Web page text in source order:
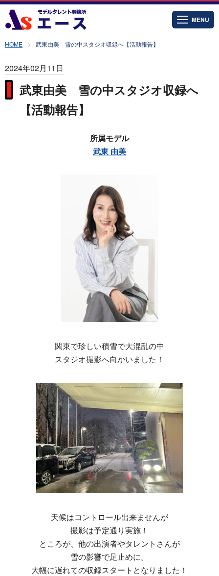
MENU
HOME 武東由美 雪の中スタジオ収録へ【活動報告】
2024年02月11日
武東由美 雪の中スタジオ収録へ
【活動報告】
所属モデル
武東 由美
関東で珍しい積雪で大混乱の中
スタジオ撮影へ向かいました！
天候はコントロール出来ませんが
撮影は予定通り実施！
ところが、他の出演者やタレントさんが
雪の影響で足止めに。
大幅に遅れての収録スタートとなりました！